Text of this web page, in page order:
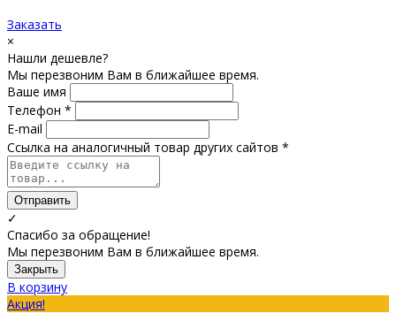
Заказать
×
Нашли дешевле?
Мы перезвоним Вам в ближайшее время.
Ваше имя
Телефон *
E-mail
Ссылка на аналогичный товар других сайтов *
Отправить
✓
Спасибо за обращение!
Мы перезвоним Вам в ближайшее время.
Закрыть
В корзину
Акция!